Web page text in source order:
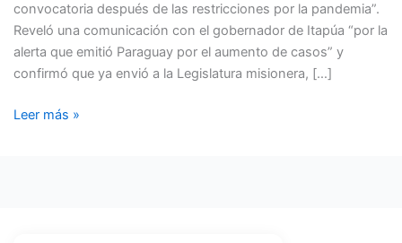
convocatoria después de las restricciones por la pandemia”.
Reveló una comunicación con el gobernador de Itapúa “por la
alerta que emitió Paraguay por el aumento de casos” y
confirmó que ya envió a la Legislatura misionera, […]
Leer más »